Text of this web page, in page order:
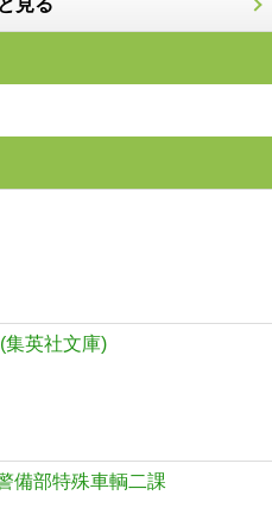
見る
集英社文庫)
備部特殊車輌二課